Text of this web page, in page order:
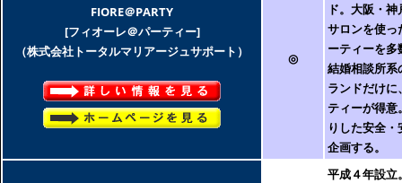
FIORE＠PARTY
[フィオーレ＠パーティー]
（株式会社トータルマリアージュサポート）
◎
ド。大阪・
サロンを使っ
ーティーを多
結婚相談所系
ランドだけ
ティーが得意
りした安全
企画する。
平成４年設立